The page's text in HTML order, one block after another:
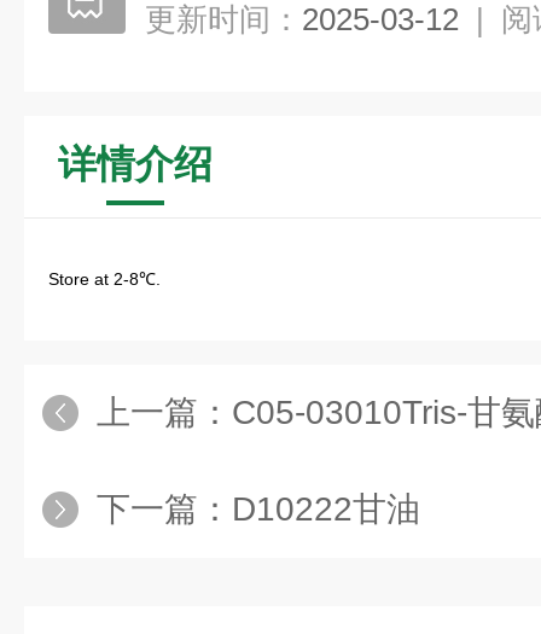
更新时间： 2025-03-12 | 阅
详情介绍
Store at 2-8℃.
上一篇： C05-03010Tris-甘氨酸蛋
下一篇： D10222甘油